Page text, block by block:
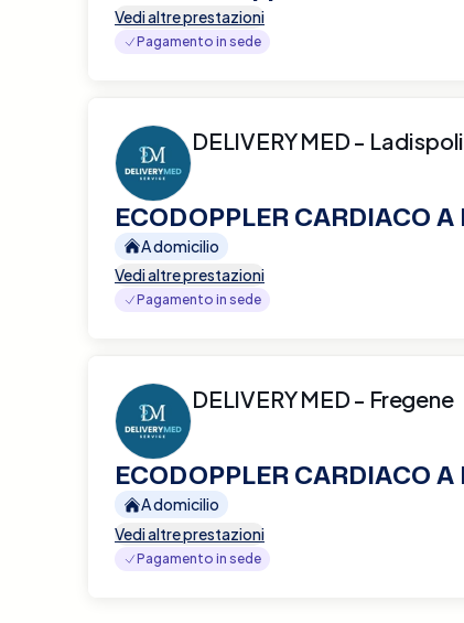
Vedi altre prestazioni
Pagamento in sede
DELIVERY MED - Ladispoli
ECODOPPLER CARDIACO
A domicilio
Vedi altre prestazioni
Pagamento in sede
DELIVERY MED - Fregene
ECODOPPLER CARDIACO
A domicilio
Vedi altre prestazioni
Pagamento in sede